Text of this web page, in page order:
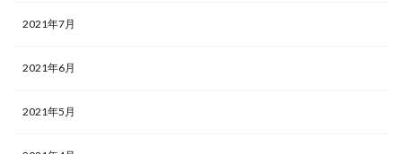
2021年7月
2021年6月
2021年5月